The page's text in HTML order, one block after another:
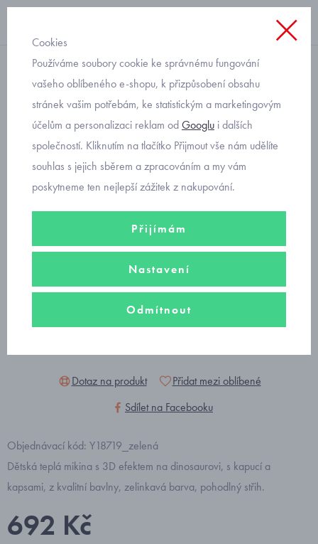
s kapucí
dětská mikina s dinosaurem
Mayoral 4407-67
Dotaz na produkt
Přidat mezi oblíbené
Sdílet na Facebooku
Objednávací kód: Y18719_zelená
Dětská teplá mikina s 3D efektem na dinosaurovi, s kapucí a
kapsami, z kvalitní bavlny, zelinkavá barva, pohodlný střih.
692 Kč
Cookies
Používáme soubory cookie ke správnému fungování
vašeho oblíbeného e-shopu, k přizpůsobení obsahu
stránek vašim potřebám, ke statistickým a marketingovým
účelům a personalizaci reklam odGooglu i dalších
společností. Kliknutím na tlačítko Přijmout vše nám udělíte
souhlas s jejich sběrem a zpracováním a my vám
poskytneme ten nejlepší zážitek z nakupování.
Přijímám
Nastavení
Odmítnout